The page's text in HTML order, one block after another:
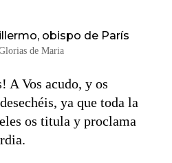
obispo de París
de Maria
A Vos acudo, y os
ya que toda la
os titula y proclama